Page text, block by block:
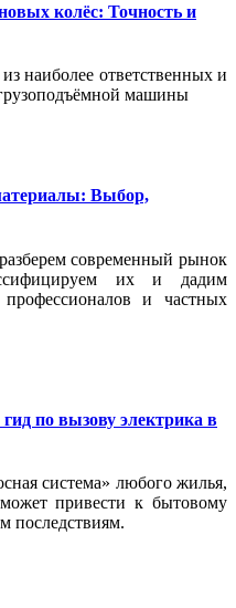
колёс: Точность и
наиболее ответственных и
машины
Выбор,
современный рынок
их и дадим
и частных
по вызову электрика в
система» любого жилья,
привести к бытовому
последствиям.